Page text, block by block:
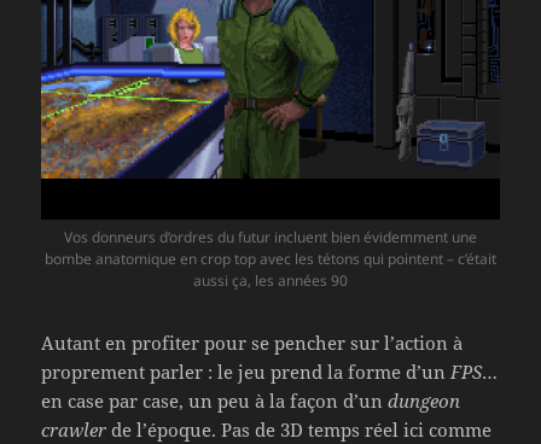
Vos donneurs d’ordres du futur incluent bien évidemment une
bombe anatomique en crop top avec les tétons qui pointent – c’était
aussi ça, les années 90
Autant en profiter pour se pencher sur l’action à
proprement parler : le jeu prend la forme d’unFPS…
en case par case, un peu à la façon d’undungeon
crawler de l’époque. Pas de 3D temps réel ici comme